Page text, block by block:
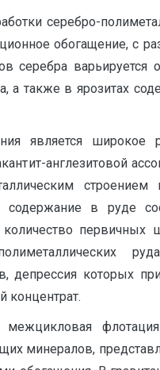
серебро-
обогащение, с
серебра
а также в ярозитах
является широкое
англезитовой
в руде
количество
депрессия которых
концентрат.
межцикловая
минералов,